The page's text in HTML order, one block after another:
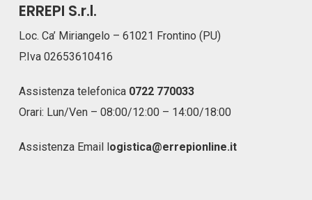
ERREPI S.r.l.
Loc. Ca’ Miriangelo – 61021 Frontino (PU)
P.Iva 02653610416
Assistenza telefonica 0722 770033
Orari: Lun/Ven – 08:00/12:00 – 14:00/18:00
Assistenza Email logistica@errepionline.it